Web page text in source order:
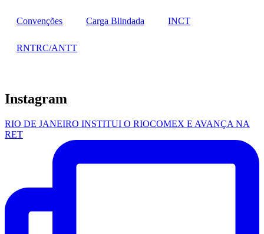
Convenções Carga Blindada INCT
RNTRC/ANTT
Instagram
RIO DE JANEIRO INSTITUI O RIOCOMEX E AVANÇA NA
RET